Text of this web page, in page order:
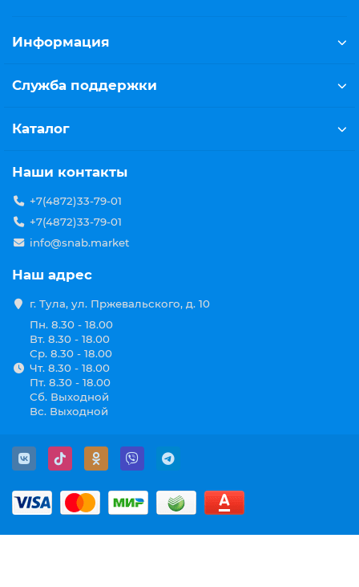
Информация
Служба поддержки
Каталог
Наши контакты
+7(4872)33-79-01
+7(4872)33-79-01
info@snab.market
Наш адрес
г. Тула, ул. Пржевальского, д. 10
Пн. 8.30 - 18.00
Вт. 8.30 - 18.00
Ср. 8.30 - 18.00
Чт. 8.30 - 18.00
Пт. 8.30 - 18.00
Сб. Выходной
Вс. Выходной